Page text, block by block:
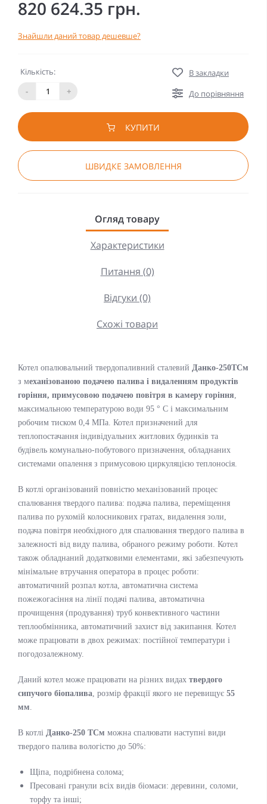
820 624.35 грн.
Знайшли даний товар дешевше?
Кількість:
-
+
В закладки
До порівняння
КУПИТИ
ШВИДКЕ ЗАМОВЛЕННЯ
Огляд товару
Характеристики
Питання (0)
Відгуки (0)
Схожі товари
Котел опалювальний твердопаливний сталевий Данко-250ТСм
з механізованою подачею палива і видаленням продуктів
горіння, примусовою подачею повітря в камеру горіння,
максимальною температурою води 95 ° C і максимальним
робочим тиском 0,4 МПа. Котел призначений для
теплопостачання індивідуальних житлових будинків та
будівель комунально-побутового призначення, обладнаних
системами опалення з примусовою циркуляцією теплоносія.
В котлі організований повністю механізований процес
спалювання твердого палива: подача палива, переміщення
палива по рухомій колосникових гратах, видалення золи,
подача повітря необхідного для спалювання твердого палива в
залежності від виду палива, обраного режиму роботи. Котел
також обладнаний додатковими елементами, які забезпечують
мінімальне втручання оператора в процес роботи:
автоматичний розпал котла, автоматична система
пожежогасіння на лінії подачі палива, автоматична
прочищення (продування) труб конвективного частини
теплообмінника, автоматичний захист від закипання. Котел
може працювати в двох режимах: постійної температури і
погодозалежному.
Даний котел може працювати на різних видах твердого
сипучого біопалива, розмір фракції якого не перевищує 55
мм.
В котлі Данко-250 ТСм можна спалювати наступні види
твердого палива вологістю до 50%:
Щіпа, подрібнена солома;
Пресовані гранули всіх видів біомаси: деревини, соломи,
торфу та інші;